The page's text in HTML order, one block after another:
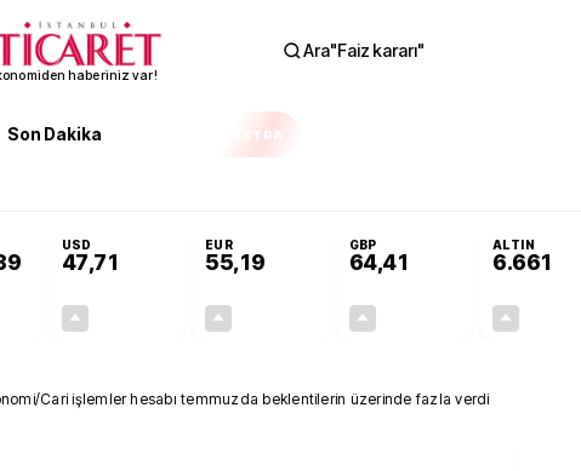
haberiniz var!
Ara"Faiz kararı"
Son Dakika EKSTRA
USD
47,71
EUR
55,19
GBP
64,41
ALTIN
6.661
/Cari işlemler hesabı temmuzda beklentilerin üzerinde fazla verdi